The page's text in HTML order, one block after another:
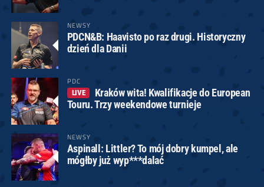
NEWSY
PDCN&B: Haavisto po raz drugi. Historyczny
dzień dla Danii
PDC
LIVE
Kraków wita! Kwalifikacje do European
Touru. Trzy weekendowe turnieje
NEWSY
Aspinall: Littler? To mój dobry kumpel, ale
mógłby już wyp***dalać